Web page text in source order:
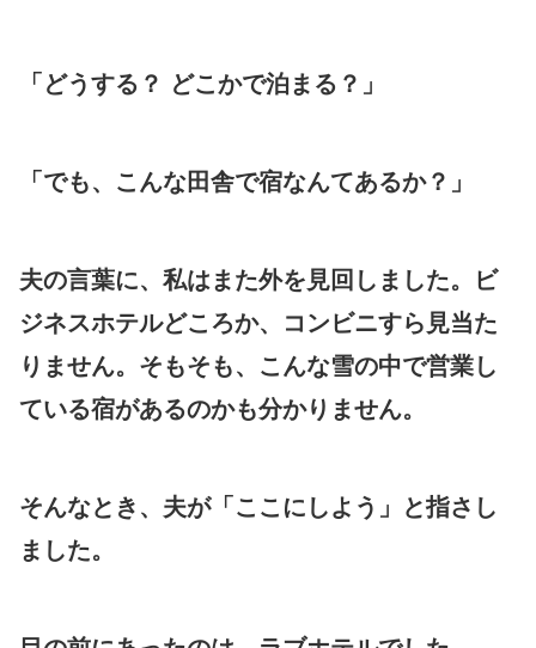
「どうする？ どこかで泊まる？」
「でも、こんな田舎で宿なんてあるか？」
夫の言葉に、私はまた外を見回しました。ビ
ジネスホテルどころか、コンビニすら見当た
りません。そもそも、こんな雪の中で営業し
ている宿があるのかも分かりません。
そんなとき、夫が「ここにしよう」と指さし
ました。